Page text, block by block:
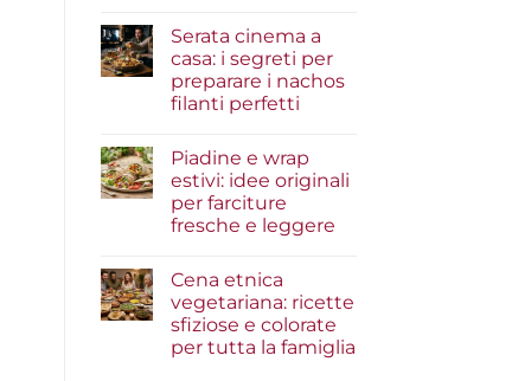
per
un
risultato
gourmet
su
e
bowl
estive:
crudo
che
fanno
la
differenza
Serata cinema a
casa: i segreti per
preparare i nachos
filanti perfetti
su
Serata
cinema
a
casa:
preparare
i
nachos
filanti
perfetti
Piadine e wrap
estivi: idee originali
per farciture
fresche e leggere
su
e
wrap
estivi:
idee
Cena etnica
vegetariana: ricette
sfiziose e colorate
per tutta la famiglia